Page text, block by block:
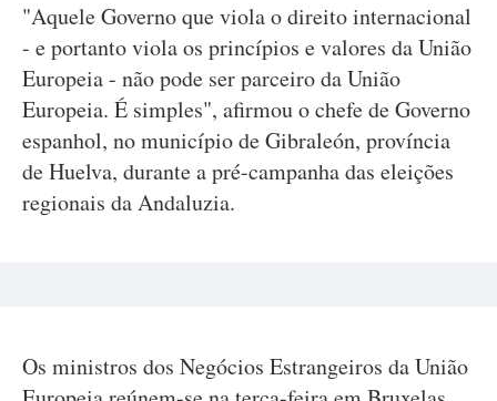
"Aquele Governo que viola o direito internacional
- e portanto viola os princípios e valores da União
Europeia - não pode ser parceiro da União
Europeia. É simples", afirmou o chefe de Governo
espanhol, no município de Gibraleón, província
de Huelva, durante a pré-campanha das eleições
regionais da Andaluzia.
Os ministros dos Negócios Estrangeiros da União